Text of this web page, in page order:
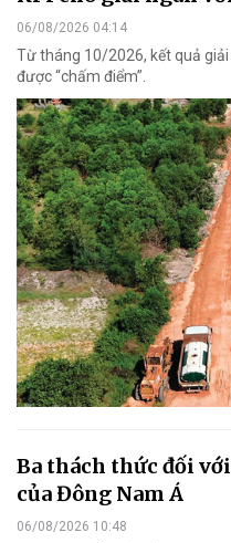
06/08/2026 04:14
Từ tháng 10/2026, kết quả
được “chấm điểm”.
Ba thách thức đối
của Đông Nam Á
06/08/2026 10:48